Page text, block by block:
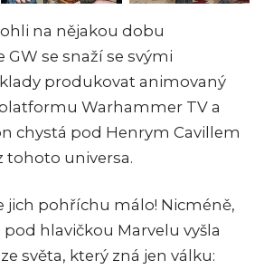
na nějakou dobu
se snaží se svými
produkovat animovaný
Warhammer TV a
chystá pod Henrym Cavillem
tohoto universa.
jich pohříchu málo! Nicméně,
pod hlavičkou Marvelu vyšla
světa, který zná jen válku: